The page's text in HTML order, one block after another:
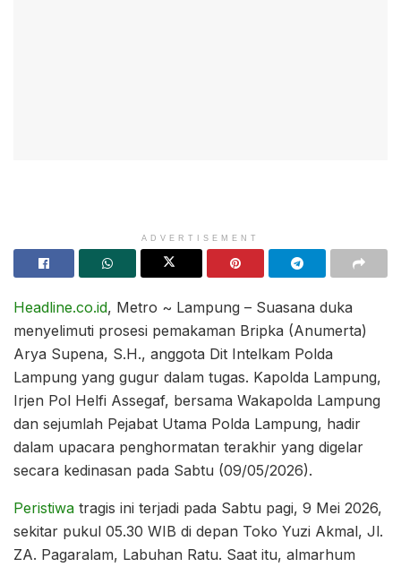
ADVERTISEMENT
Headline.co.id, Metro ~ Lampung – Suasana duka
menyelimuti prosesi pemakaman Bripka (Anumerta)
Arya Supena, S.H., anggota Dit Intelkam Polda
Lampung yang gugur dalam tugas. Kapolda Lampung,
Irjen Pol Helfi Assegaf, bersama Wakapolda Lampung
dan sejumlah Pejabat Utama Polda Lampung, hadir
dalam upacara penghormatan terakhir yang digelar
secara kedinasan pada Sabtu (09/05/2026).
Peristiwa tragis ini terjadi pada Sabtu pagi, 9 Mei 2026,
sekitar pukul 05.30 WIB di depan Toko Yuzi Akmal, Jl.
ZA. Pagaralam, Labuhan Ratu. Saat itu, almarhum